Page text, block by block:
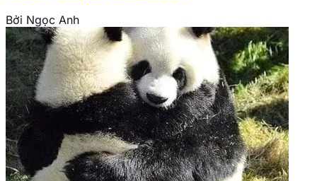
Bởi Ngọc Anh